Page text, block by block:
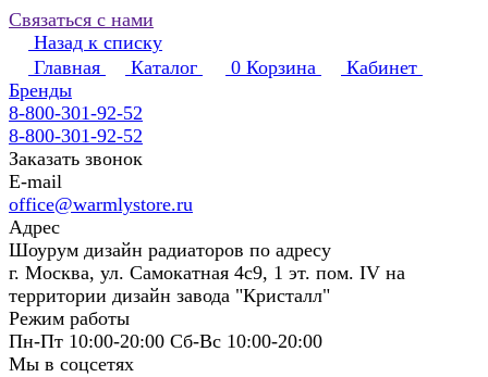
Связаться с нами
Назад к списку
Главная
Каталог 0 Корзина
Кабинет
Бренды
8-800-301-92-52
8-800-301-92-52
Заказать звонок
E-mail
office@warmlystore.ru
Адрес
Шоурум дизайн радиаторов по адресу
г. Москва, ул. Самокатная 4с9, 1 эт. пом. IV на
территории дизайн завода "Кристалл"
Режим работы
Пн-Пт 10:00-20:00 Сб-Вс 10:00-20:00
Мы в соцсетях